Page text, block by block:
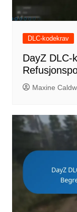
DLC-kodekrav
DayZ DLC-
Maxine